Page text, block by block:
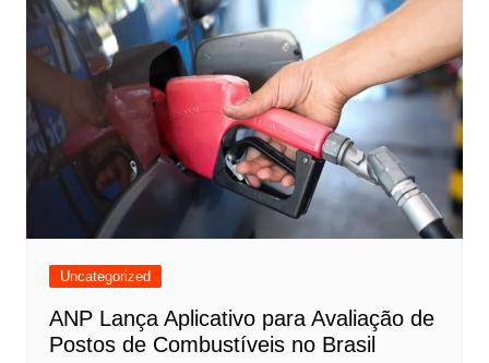
Uncategorized
ANP Lança Aplicativo para Avaliação de
Postos de Combustíveis no Brasil